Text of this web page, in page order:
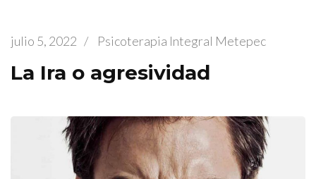
julio 5, 2022 / Psicoterapia Integral Metepec
La Ira o agresividad